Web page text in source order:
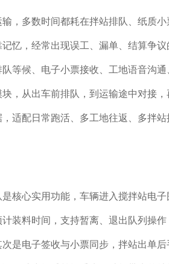
输，多数时间都耗在拌站排队、纸质
忆，经常出现误工、漏单、结算争
等候、电子小票接收、工地语音沟
，从出车前排队，到运输途中对接
，适配日常跑活、多工地往返、多拌
核心实用功能，车辆进入搅拌站电
装料时间，支持暂离、退出队列操
是电子签收与小票同步，拌站出单